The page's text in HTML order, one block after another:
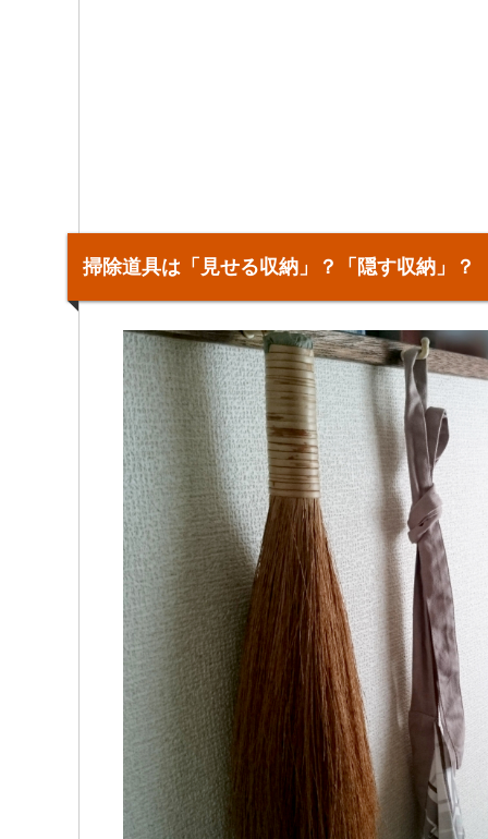
掃除道具は「見せる収納」？「隠す収納」？